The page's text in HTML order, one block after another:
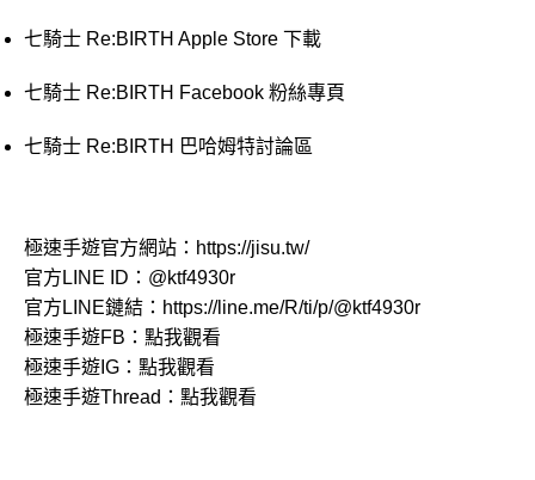
七騎士 Re:BIRTH Apple Store 下載
七騎士 Re:BIRTH Facebook 粉絲專頁
七騎士 Re:BIRTH 巴哈姆特討論區
極速手遊官方網站： https://jisu.tw/
官方LINE ID： @ktf4930r
官方LINE鏈結： https://line.me/R/ti/p/@ktf4930r
極速手遊FB： 點我觀看
極速手遊IG： 點我觀看
極速手遊Thread： 點我觀看